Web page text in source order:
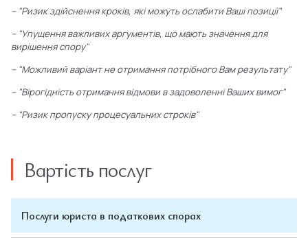
– "Ризик здійснення кроків, які можуть ослабити Ваші позиції"
–"Упущення важливих аргументів, що мають значення для
вирішення спору"
– "Можливий варіант не отримання потрібного Вам результату"
– "Вірогідність отримання відмови в задоволенні Ваших вимог"
– "Ризик пропуску процесуальних строків"
Вартість послуг
Послуги юриста в податкових спорах